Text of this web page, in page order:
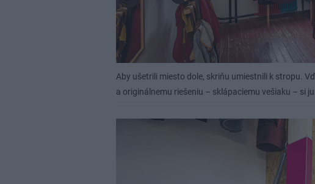
Aby ušetrili miesto dole, skriňu umiestnili k stropu.
a originálnemu riešeniu – sklápaciemu vešiaku – si